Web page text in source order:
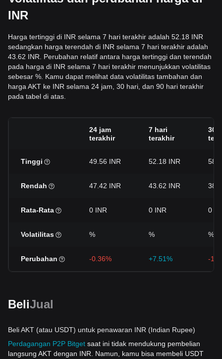
INR
Harga tertinggi di INR selama 7 hari terakhir adalah 52.18 INR
sedangkan harga terendah di INR selama 7 hari terakhir adalah
43.62 INR. Perubahan relatif antara harga tertinggi dan terendah
pada harga di INR selama 7 hari terakhir menunjukkan volatilitas
sebesar %. Kamu dapat melihat data volatilitas tambahan dan
harga AKT ke INR selama 24 jam, 30 hari, dan 90 hari terakhir
pada tabel di atas.
24 jam
terakhir
7 hari
terakhir
30
Tinggi 49.56 INR 52.18 INR
Rendah 47.42 INR 43.62 INR
Rata-Rata 0 INR 0 INR 0
Volatilitas % % %
Perubahan -0.36% +7.51% -
BeliJual
Beli AKT (atau USDT) untuk penawaran INR (Indian Rupee)
Perdagangan P2P Bitget saat ini tidak mendukung pembelian
langsung AKT dengan INR. Namun, kamu bisa membeli USDT